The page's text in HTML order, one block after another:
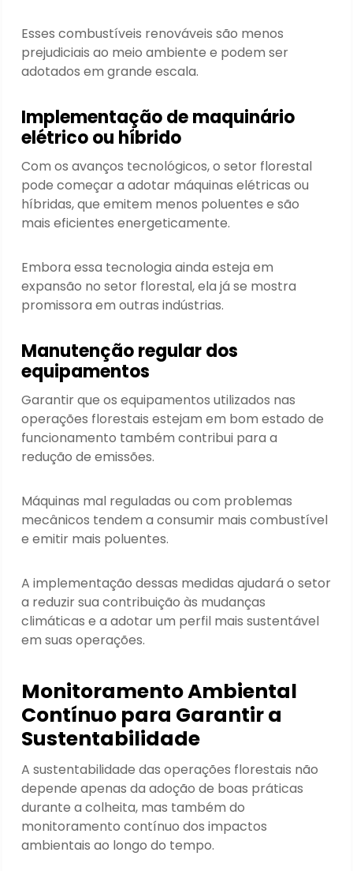
Esses combustíveis renováveis são menos
prejudiciais ao meio ambiente e podem ser
adotados em grande escala.
Implementação de maquinário
elétrico ou híbrido
Com os avanços tecnológicos, o setor florestal
pode começar a adotar máquinas elétricas ou
híbridas, que emitem menos poluentes e são
mais eficientes energeticamente.
Embora essa tecnologia ainda esteja em
expansão no setor florestal, ela já se mostra
promissora em outras indústrias.
Manutenção regular dos
equipamentos
Garantir que os equipamentos utilizados nas
operações florestais estejam em bom estado de
funcionamento também contribui para a
redução de emissões.
Máquinas mal reguladas ou com problemas
mecânicos tendem a consumir mais combustível
e emitir mais poluentes.
A implementação dessas medidas ajudará o setor
a reduzir sua contribuição às mudanças
climáticas e a adotar um perfil mais sustentável
em suas operações.
Monitoramento Ambiental
Contínuo para Garantir a
Sustentabilidade
A sustentabilidade das operações florestais não
depende apenas da adoção de boas práticas
durante a colheita, mas também do
monitoramento contínuo dos impactos
ambientais ao longo do tempo.